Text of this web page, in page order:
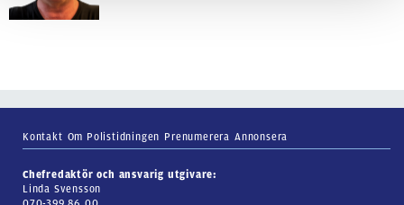
Kontakt Om Polistidningen Prenumerera Annonsera
Chefredaktör och ansvarig utgivare:
Linda Svensson